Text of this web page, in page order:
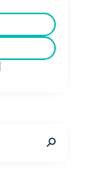
✕
⚲